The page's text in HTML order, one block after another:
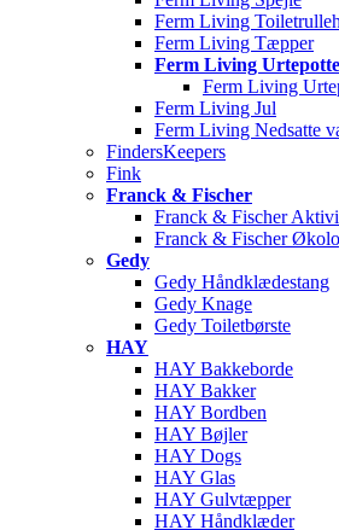
Ferm Living
Ferm Living Tæpper
Ferm Living
Ferm Living
Ferm Living Jul
Ferm Living Nedsatte
FindersKeepers
Fink
Franck & Fischer
Franck & Fischer
Franck & Fischer
Gedy
Gedy Håndklædestang
Gedy Knage
Gedy Toiletbørste
HAY
HAY Bakkeborde
HAY Bakker
HAY Bordben
HAY Bøjler
HAY Dogs
HAY Glas
HAY Gulvtæpper
HAY Håndklæder